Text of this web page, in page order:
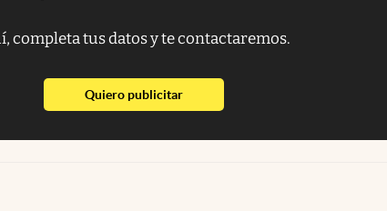
completa tus datos y te contactaremos.
Quiero publicitarabre en nueva pestaña